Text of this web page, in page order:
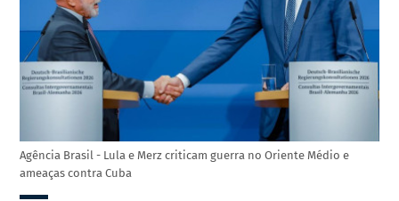
Agência Brasil - Lula e Merz criticam guerra no Oriente Médio e
ameaças contra Cuba